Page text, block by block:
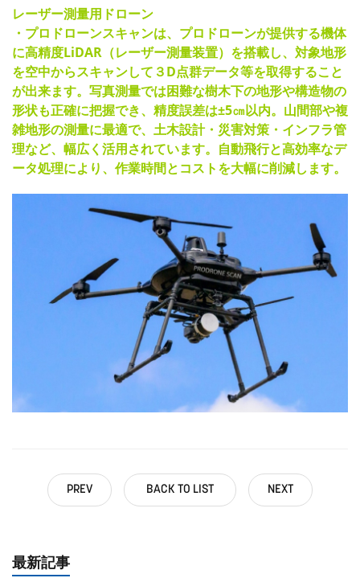
レーザー測量用ドローン
・プロドローンスキャンは、プロドローンが提供する機体
に高精度LiDAR（レーザー測量装置）を搭載し、対象地形
を空中からスキャンして３D点群データ等を取得すること
が出来ます。写真測量では困難な樹木下の地形や構造物の
形状も正確に把握でき、精度誤差は±5㎝以内。山間部や複
雑地形の測量に最適で、土木設計・災害対策・インフラ管
理など、幅広く活用されています。自動飛行と高効率なデ
ータ処理により、作業時間とコストを大幅に削減します。
PREV BACK TO LIST NEXT
最新記事